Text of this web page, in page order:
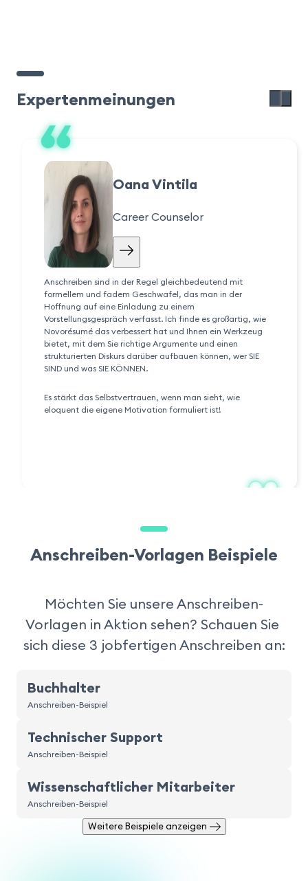
Expertenmeinungen
Oana Vintila
Career Counselor
Anschreiben sind in der Regel gleichbedeutend mit
formellem und fadem Geschwafel, das man in der
Hoffnung auf eine Einladung zu einem
Vorstellungsgespräch verfasst. Ich finde es großartig, wie
Novorésumé das verbessert hat und Ihnen ein Werkzeug
bietet, mit dem Sie richtige Argumente und einen
strukturierten Diskurs darüber aufbauen können, wer SIE
SIND und was SIE KÖNNEN.
Es stärkt das Selbstvertrauen, wenn man sieht, wie
eloquent die eigene Motivation formuliert ist!
Anschreiben-Vorlagen Beispiele
Möchten Sie unsere Anschreiben-
Vorlagen in Aktion sehen? Schauen Sie
sich diese 3 jobfertigen Anschreiben an:
Buchhalter
Anschreiben-Beispiel
Technischer Support
Anschreiben-Beispiel
Wissenschaftlicher Mitarbeiter
Anschreiben-Beispiel
Weitere Beispiele anzeigen